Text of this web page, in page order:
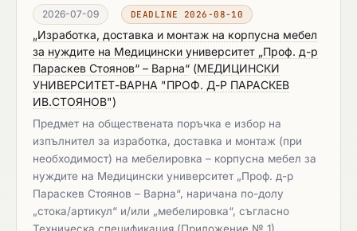
2026-07-09 DEADLINE 2026-08-10
„Изработка, доставка и монтаж на корпусна мебел
за нуждите на Медицински университет „Проф. д-р
Параскев Стоянов“ – Варна“ (МЕДИЦИНСКИ
УНИВЕРСИТЕТ-ВАРНА "ПРОФ. Д-Р ПАРАСКЕВ
ИВ.СТОЯНОВ")
Предмет на обществената поръчка е избор на
изпълнител за изработка, доставка и монтаж (при
необходимост) на мебелировка – корпусна мебел за
нуждите на Медицински университет „Проф. д-р
Параскев Стоянов – Варна“, наричана по-долу
„стока/артикул“ и/или „мебелировка“, съгласно